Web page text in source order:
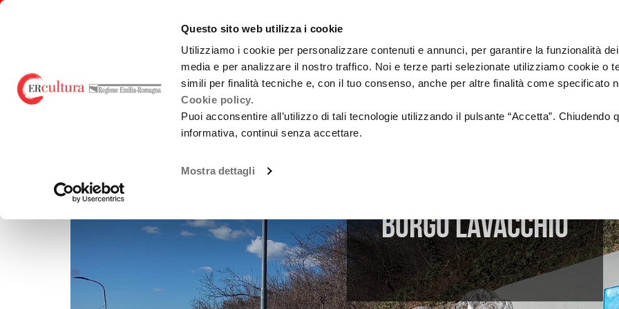
Questo sito web utilizza i cookie
Utilizziamo i cookie per personalizzare contenuti e annunci, per garantire la funzionalità
media e per analizzare il nostro traffico. Noi e terze parti selezionate utilizziamo cookie o
simili per finalità tecniche e, con il tuo consenso, anche per altre finalità come specificato
Cookie policy.
Puoi acconsentire all’utilizzo di tali tecnologie utilizzando il pulsante “Accetta”. Chiudendo
informativa, continui senza accettare.
Mostra dettagli
emiliaromagnacultura/ cinema
E-R FILM COMMISSION
Accordi territoriali
Analisi Dati
BANDI
Sviluppo
Produzione
Normativa di
Riferimento
PRODUZIONE
Location
Casting
Green Film
PROMOZIONE
Azioni di Sistema
Catalogo Opere Sostenute
SALE
cura
Assessorato
Cultura
Paesaggio
PRODUZIONE LOCATION BORGHI E PAESI
Borgo Lavacchio